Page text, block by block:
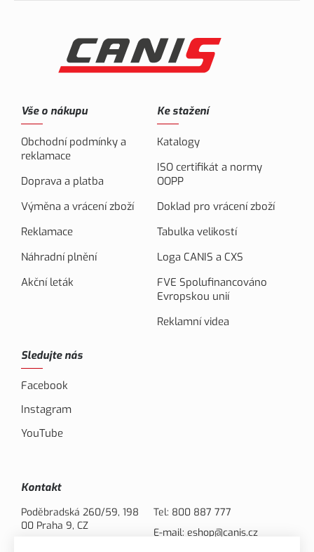
Vše o nákupu
Obchodní podmínky a
reklamace
Doprava a platba
Výměna a vrácení zboží
Reklamace
Náhradní plnění
Akční leták
Ke stažení
Katalogy
ISO certifikát a normy
OOPP
Doklad pro vrácení zboží
Tabulka velikostí
Loga CANIS a CXS
FVE Spolufinancováno
Evropskou unií
Reklamní videa
Sledujte nás
Facebook
Instagram
YouTube
Kontakt
Poděbradská 260/59, 198
00 Praha 9, CZ
Tel: 800 887 777
E-mail: eshop@canis.cz